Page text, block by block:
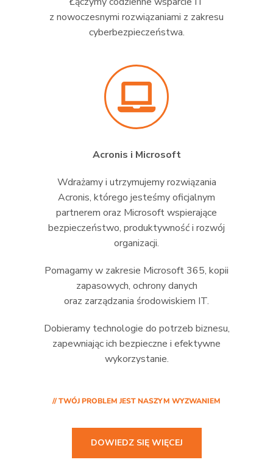
z nowoczesnymi rozwiązaniami z zakresu
cyberbezpieczeństwa.
Acronis i Microsoft
Wdrażamy i utrzymujemy rozwiązania
Acronis, którego jesteśmy oficjalnym
partnerem oraz Microsoft wspierające
bezpieczeństwo, produktywność i rozwój
organizacji.
Pomagamy w zakresie Microsoft 365, kopii
zapasowych, ochrony danych
oraz zarządzania środowiskiem IT.
Dobieramy technologie do potrzeb biznesu,
zapewniając ich bezpieczne i efektywne
wykorzystanie.
// TWÓJ PROBLEM JEST NASZYM WYZWANIEM
DOWIEDZ SIĘ WIĘCEJ